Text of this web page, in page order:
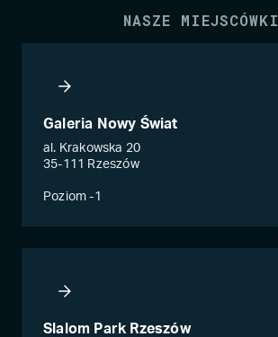
NASZE MIEJSCÓWKI
Galeria Nowy Świat
al. Krakowska 20
35-111 Rzeszów
Poziom -1
Slalom Park Rzeszów